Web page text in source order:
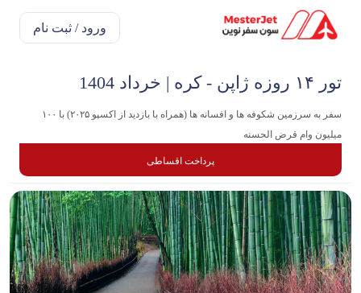
ورود / ثبت نام
تور ۱۴ روزه ژاپن - کره | خرداد 1404
سفر به سرزمین شکوفه ها و افسانه ها (همراه با بازدید از اکسپو ۲۰۲۵) با ۱۰۰
میلیون وام قرض الحسنه
پرداخت اقساطی